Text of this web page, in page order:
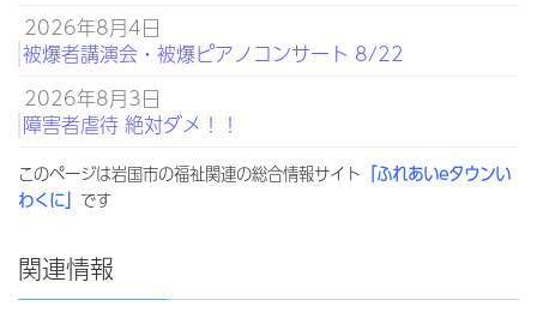
2026年8月4日
被爆者講演会・被爆ピアノコンサート 8/22
2026年8月3日
障害者虐待 絶対ダメ！！
このページは岩国市の福祉関連の総合情報サイト 「ふれあいeタウンい
わくに」 です
関連情報